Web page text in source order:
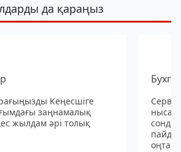
да қараңыз
Кеңесшіге
заңнамалық
жылдам әрі толық